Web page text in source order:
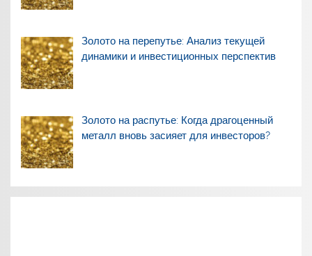
Золото на перепутье: Анализ текущей
динамики и инвестиционных перспектив
Золото на распутье: Когда драгоценный
металл вновь засияет для инвесторов?